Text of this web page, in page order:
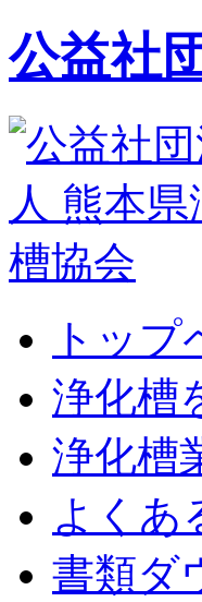
公益社
トップ
浄化槽
浄化槽
よくあ
書類ダ